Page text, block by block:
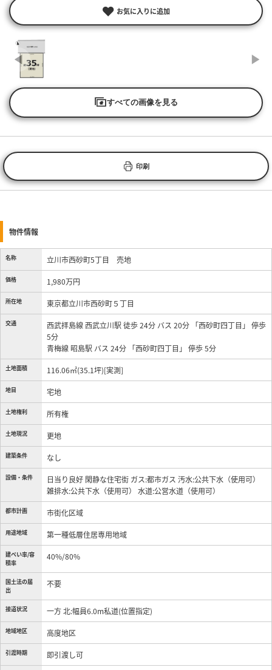
お気に入りに追加
すべての画像を見る
印刷
物件情報
名称 立川市西砂町5丁目 売地
価格 1,980万円
所在地 東京都立川市西砂町５丁目
交通
西武拝島線 西武立川駅 徒歩 24分 バス 20分 「西砂町四丁目」 停歩
5分
青梅線 昭島駅 バス 24分 「西砂町四丁目」 停歩 5分
土地面積 116.06㎡(35.1坪)[実測]
地目 宅地
土地権利 所有権
土地現況 更地
建築条件 なし
設備・条件 日当り良好 閑静な住宅街 ガス:都市ガス 汚水:公共下水（使用可）
雑排水:公共下水（使用可）
水道:公営水道（使用可）
都市計画 市街化区域
用途地域 第一種低層住居専用地域
建ぺい率/容
積率
40%/80%
国土法の届
出
不要
接道状況 一方 北:幅員6.0m私道(位置指定)
地域地区 高度地区
引渡時期 即引渡し可